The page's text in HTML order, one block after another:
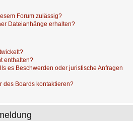
Forum zulässig?
Dateianhänge erhalten?
enthalten?
es Beschwerden oder juristische Anfragen
des Boards kontaktieren?